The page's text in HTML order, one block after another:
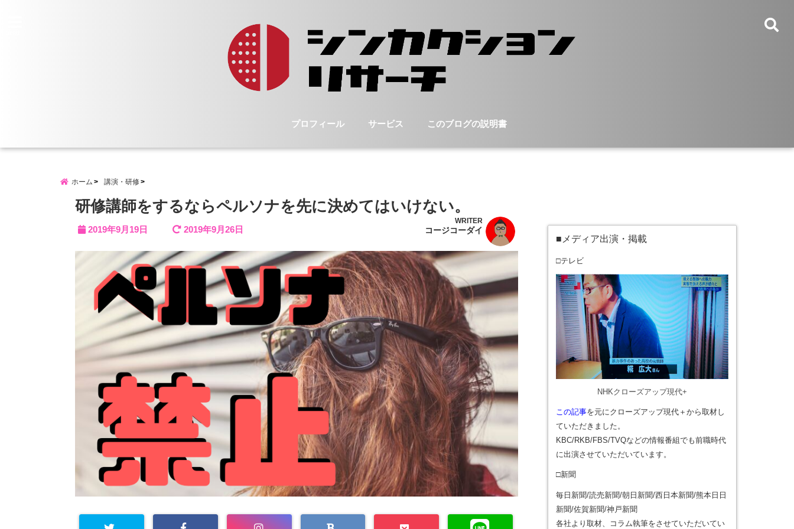
プロフィール サービス このブログの説明書
ホーム 講演・研修
研修講師をするならペルソナを先に決めてはいけない。
2019年9月19日 2019年9月26日
WRITER
コージコーダイ
■メディア出演・掲載
□テレビ
NHKクローズアップ現代+
この記事を元にクローズアップ現代＋から取材し
ていただきました。
KBC/RKB/FBS/TVQなどの情報番組でも前職時代
に出演させていただいています。
□新聞
毎日新聞/読売新聞/朝日新聞/西日本新聞/熊本日日
新聞/佐賀新聞/神戸新聞
各社より取材、コラム執筆をさせていただいてい